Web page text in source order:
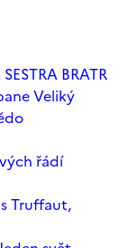
BRATR
Veliký
řádí
Truffaut,